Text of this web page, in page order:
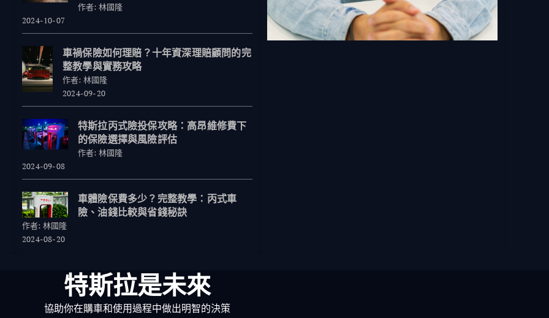
作者: 林國隆
2024-10-07
車禍保險如何理賠？十年資深理賠顧問的完
整教學與實務攻略
作者: 林國隆
2024-09-20
特斯拉丙式險投保攻略：高昂維修費下
的保險選擇與風險評估
作者: 林國隆
2024-09-08
車體險保費多少？完整教學：丙式車
險、油錢比較與省錢秘訣
作者: 林國隆
2024-08-20
特斯拉是未來
協助你在購車和使用過程中做出明智的決策